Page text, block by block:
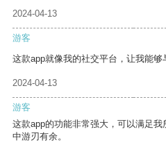
2024-04-13
游客
这款app就像我的社交平台，让我能够
2024-04-13
游客
这款app的功能非常强大，可以满足
中游刃有余。